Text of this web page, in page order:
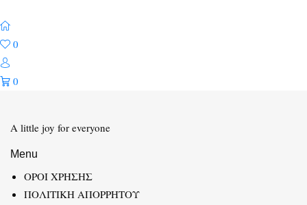
0
0
A little joy for everyone
Menu
ΟΡΟΙ ΧΡΗΣΗΣ
ΠΟΛΙΤΙΚΗ ΑΠΟΡΡΗΤΟΥ